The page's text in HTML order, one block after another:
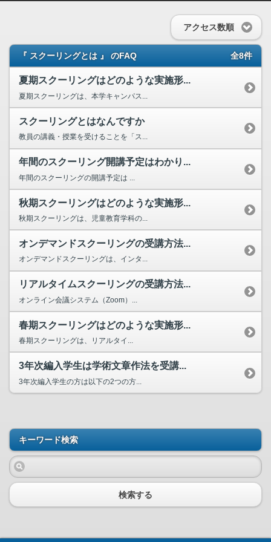
アクセス数順
『 スクーリングとは 』 のFAQ 全8件
夏期スクーリングはどのような実施形...
夏期スクーリングは、本学キャンパス...
スクーリングとはなんですか
教員の講義・授業を受けることを「ス...
年間のスクーリング開講予定はわかり...
年間のスクーリングの開講予定は ...
秋期スクーリングはどのような実施形...
秋期スクーリングは、児童教育学科の...
オンデマンドスクーリングの受講方法...
オンデマンドスクーリングは、インタ...
リアルタイムスクーリングの受講方法...
オンライン会議システム（Zoom）...
春期スクーリングはどのような実施形...
春期スクーリングは、リアルタイ...
3年次編入学生は学術文章作法を受講...
3年次編入学生の方は以下の2つの方...
キーワード検索
検索する